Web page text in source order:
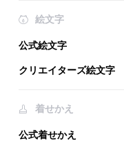
絵文字
公式絵文字
クリエイターズ絵文字
着せかえ
公式着せかえ